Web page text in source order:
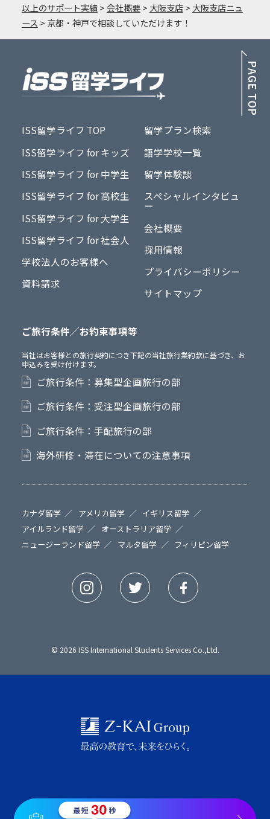
以上のサポート実績>会社概要> 大阪支店> 大阪支店ニュ
ース > 京都・神戸で相談していただけます！
ISS留学ライフ TOP
ISS留学ライフ for キッズ
ISS留学ライフ for 中学生
ISS留学ライフ for 高校生
ISS留学ライフ for 大学生
ISS留学ライフ for 社会人
学校法人のお客様へ
資料請求
留学プラン検索
語学学校一覧
留学体験談
スペシャルインタビュ
ー
会社概要
採用情報
プライバシーポリシー
サイトマップ
ご旅行条件／お約束事項等
当社はお客様との旅行契約につき下記の当社旅行業約款に基づき、お
申込みを受け付けます。
ご旅行条件：募集型企画旅行の部
ご旅行条件：受注型企画旅行の部
ご旅行条件：手配旅行の部
海外研修・滞在についての注意事項
カナダ留学 アメリカ留学
イギリス留学
アイルランド留学
オーストラリア留学
ニュージーランド留学
マルタ留学 フィリピン留学
© 2026 ISS International Students Services Co.,Ltd.